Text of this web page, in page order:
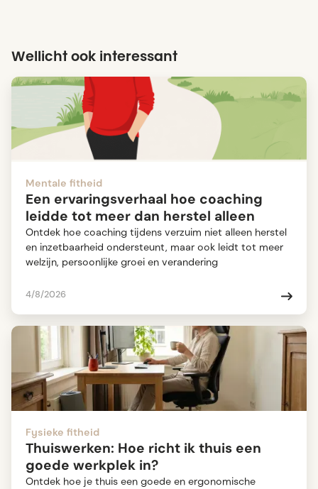
Wellicht ook interessant
Mentale fitheid
Een ervaringsverhaal hoe coaching
leidde tot meer dan herstel alleen
Ontdek hoe coaching tijdens verzuim niet alleen herstel
en inzetbaarheid ondersteunt, maar ook leidt tot meer
welzijn, persoonlijke groei en verandering
4/8/2026
Fysieke fitheid
Thuiswerken: Hoe richt ik thuis een
goede werkplek in?
Ontdek hoe je thuis een goede en ergonomische